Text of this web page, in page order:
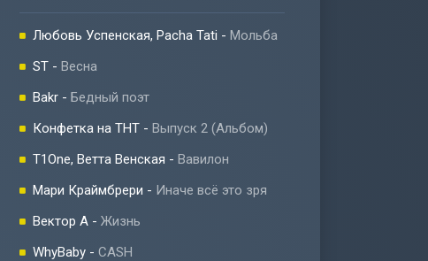
Любовь Успенская, Pacha Tati - Мольба
ST - Весна
Bakr - Бедный поэт
Конфетка на ТНТ - Выпуск 2 (Альбом)
T1One, Ветта Венская - Вавилон
Мари Краймбрери - Иначе всё это зря
Вектор А - Жизнь
WhyBaby - CASH